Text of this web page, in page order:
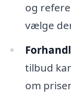
og
vælge
tilbud
om